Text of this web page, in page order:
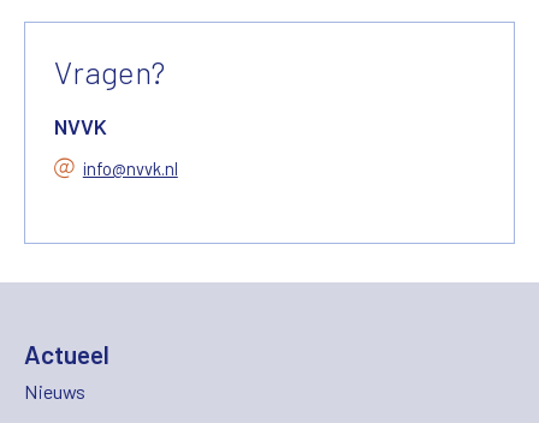
Vragen?
NVVK
info@nvvk.nl
Actueel
Nieuws